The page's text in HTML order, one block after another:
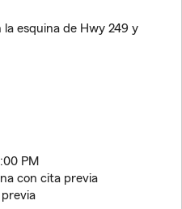
esquina de Hwy 249 y
PM
con cita previa